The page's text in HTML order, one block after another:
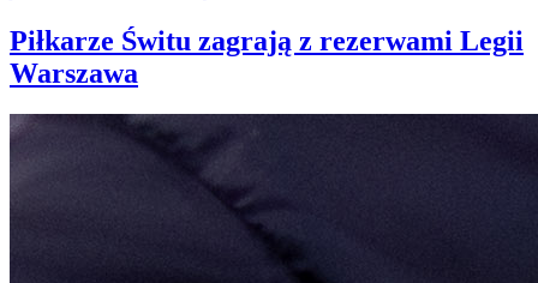
Piłkarze Świtu zagrają z rezerwami Legii
Warszawa